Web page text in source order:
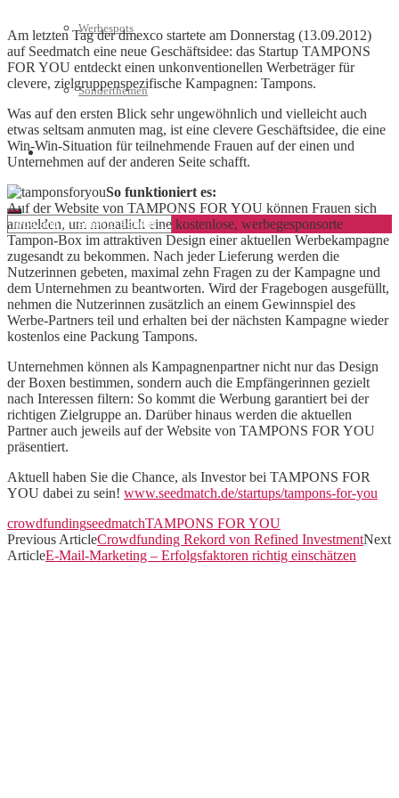
Werbespots
Sonderthemen
Geschäftskonto eröffnen
Am letzten Tag der dmexco startete am Donnerstag (13.09.2012)
auf Seedmatch eine neue Geschäftsidee: das Startup TAMPONS
FOR YOU entdeckt einen unkonventionellen Werbeträger für
clevere, zielgruppenspezifische Kampagnen: Tampons.
Was auf den ersten Blick sehr ungewöhnlich und vielleicht auch
etwas seltsam anmuten mag, ist eine clevere Geschäftsidee, die eine
Win-Win-Situation für teilnehmende Frauen auf der einen und
Unternehmen auf der anderen Seite schafft.
So funktioniert es:
Auf der Website von TAMPONS FOR YOU können Frauen sich
anmelden, um monatlich eine kostenlose, werbegesponsorte
Tampon-Box im attraktiven Design einer aktuellen Werbekampagne
zugesandt zu bekommen. Nach jeder Lieferung werden die
Nutzerinnen gebeten, maximal zehn Fragen zu der Kampagne und
dem Unternehmen zu beantworten. Wird der Fragebogen ausgefüllt,
nehmen die Nutzerinnen zusätzlich an einem Gewinnspiel des
Werbe-Partners teil und erhalten bei der nächsten Kampagne wieder
kostenlos eine Packung Tampons.
Unternehmen können als Kampagnenpartner nicht nur das Design
der Boxen bestimmen, sondern auch die Empfängerinnen gezielt
nach Interessen filtern: So kommt die Werbung garantiert bei der
richtigen Zielgruppe an. Darüber hinaus werden die aktuellen
Partner auch jeweils auf der Website von TAMPONS FOR YOU
präsentiert.
Aktuell haben Sie die Chance, als Investor bei TAMPONS FOR
YOU dabei zu sein! www.seedmatch.de/startups/tampons-for-you
crowdfundingseedmatchTAMPONS FOR YOU
Previous ArticleCrowdfunding Rekord von Refined InvestmentNext
ArticleE-Mail-Marketing – Erfolgsfaktoren richtig einschätzen